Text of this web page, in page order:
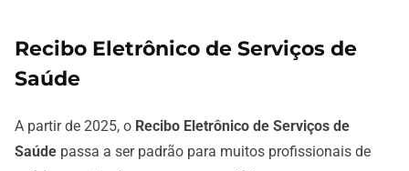
Recibo Eletrônico de Serviços de
Saúde
A partir de 2025, o Recibo Eletrônico de Serviços de
Saúde passa a ser padrão para muitos profissionais de